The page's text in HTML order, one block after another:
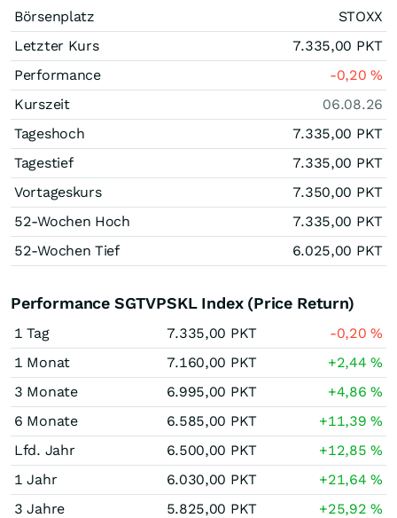
Börsenplatz
STOXX
Letzter Kurs
7.335,00 PKT
Performance
-0,20%
Kurszeit
06.08.26
Tageshoch
7.335,00 PKT
Tagestief
7.335,00 PKT
Vortageskurs
7.350,00 PKT
52-Wochen Hoch
7.335,00 PKT
52-Wochen Tief
6.025,00 PKT
Performance SGTVPSKL Index (Price Return)
1 Tag 7.335,00 PKT -0,20%
1 Monat
7.160,00 PKT +2,44%
3 Monate
6.995,00 PKT +4,86%
6 Monate
6.585,00 PKT +11,39%
Lfd. Jahr
6.500,00 PKT +12,85%
1 Jahr
6.030,00 PKT +21,64%
3 Jahre
5.825,00 PKT +25,92%